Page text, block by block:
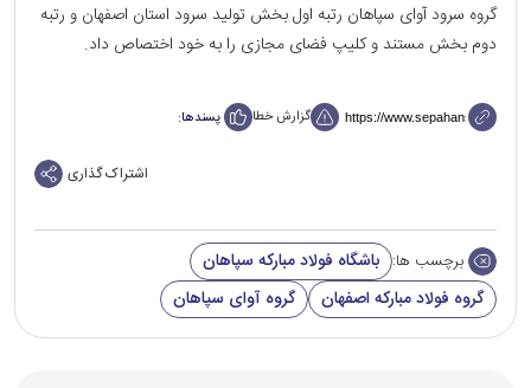
گروه سرود آوای سپاهان رتبه اول بخش تولید سرود استان اصفهان و رتبه
دوم بخش مستند و کلیپ فضای مجازی را به خود اختصاص داد.
گزارش خطا پسندها:
اشتراک گذاری
برچسب ها: باشگاه فولاد مبارکه سپاهان
گروه فولاد مبارکه اصفهان
گروه آوای سپاهان